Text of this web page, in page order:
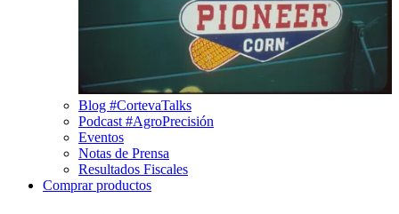
Blog #CortevaTalks
Podcast #AgroPrecisión
Eventos
Notas de Prensa
Resultados Fiscales
Comprar productos